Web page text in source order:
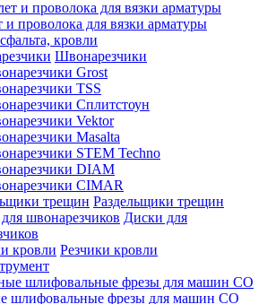
и проволока для вязки арматуры
кровли
Швонарезчики
Grost
TSS
Сплитстоун
Vektor
Masalta
STEM Techno
DIAM
CIMAR
Раздельщики трещин
Диски для
Резчики кровли
шлифовальные фрезы для машин СО